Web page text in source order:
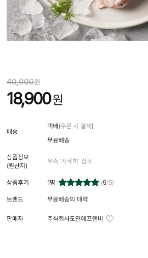
40,000원
18,900원
배송
택배(주문 시 결제)
무료배송
상품정보
(원산지)
우측 '자세히' 참조
상품후기 1명 (5/5)
브랜드 무료배송의 매력
판매자 주식회사도연에프앤비